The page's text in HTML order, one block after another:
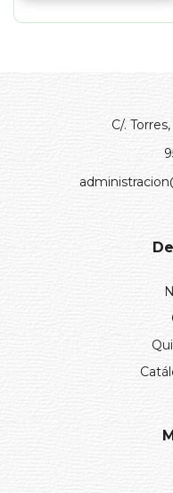
C/.